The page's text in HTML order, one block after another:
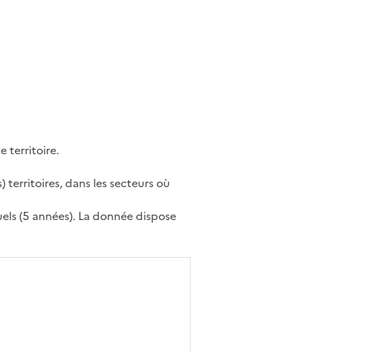
territoire.
territoires, dans les secteurs où
(5 années). La donnée dispose